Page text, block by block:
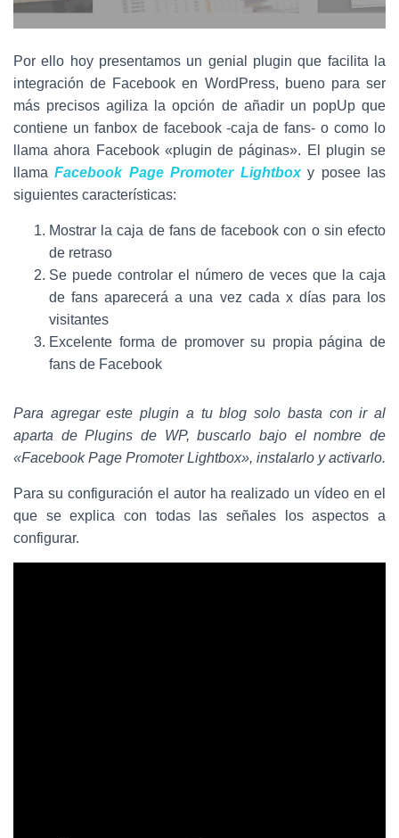
Por ello hoy presentamos un genial plugin que facilita la
integración de Facebook en WordPress, bueno para ser
más precisos agiliza la opción de añadir un popUp que
contiene un fanbox de facebook -caja de fans- o como lo
llama ahora Facebook «plugin de páginas». El plugin se
llamaFacebook Page Promoter Lightboxy posee las
siguientes características:
Mostrar la caja de fans de facebook con o sin efecto
de retraso
Se puede controlar el número de veces que la caja
de fans aparecerá a una vez cada x días para los
visitantes
Excelente forma de promover su propia página de
fans de Facebook
Para agregar este plugin a tu blog solo basta con ir al
aparta de Plugins de WP, buscarlo bajo el nombre de
«Facebook Page Promoter Lightbox», instalarlo y activarlo.
Para su configuración el autor ha realizado un vídeo en el
que se explica con todas las señales los aspectos a
configurar.